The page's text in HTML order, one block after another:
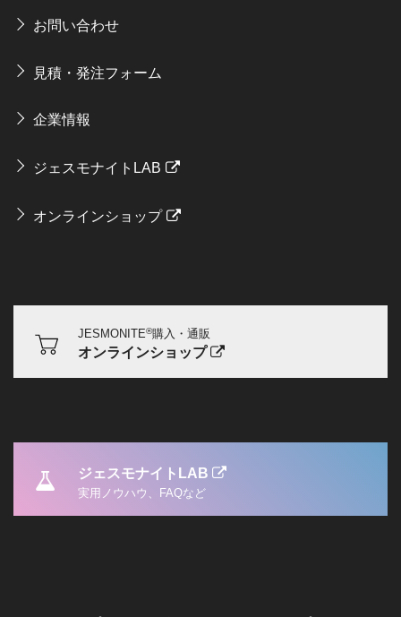
お問い合わせ
見積・発注フォーム
企業情報
ジェスモナイトLAB
オンラインショップ
JESMONITE®購入・通販
オンラインショップ
ジェスモナイトLAB
実用ノウハウ、FAQなど